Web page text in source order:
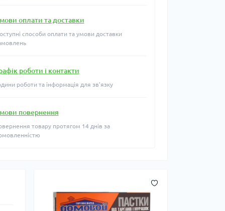
оплати та доставки
способи оплати та умови доставки
роботи і контакти
роботи та інформація для зв'язку
повернення
товару протягом 14 днів за